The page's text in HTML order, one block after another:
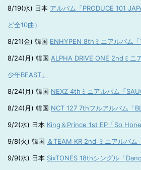
8/19(水) 日本 アルバム「PRODUCE 101
ど全10曲）
8/21(金) 韓国 ENHYPEN 8thミニアルバム「
8/24(月) 韓国 ALPHA DRIVE ONE 2ndミニ
少年BEAST」
8/24(月) 韓国 NEXZ 4thミニアルバム「
8/24(月) 韓国 NCT 127 7thフルアルバム「
9/2(水) 日本 King＆Prince 1st EP「So
9/8(火) 韓国 ＆TEAM KR 2nd ミニアルバム
9/9(水) 日本 SixTONES 18thシングル「